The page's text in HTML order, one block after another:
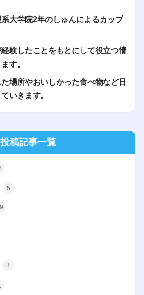
大学院2年のしゅんによるカップ
験したことをもとにして役立つ情
す。
場所やおいしかった食べ物など日
いきます。
稿記事一覧
5
3